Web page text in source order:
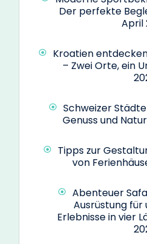
Der perfekte
April
Kroatien
– Zwei Orte, ein
Schweizer
Genuss und
Tipps zur
von
Abenteuer
Ausrüstung für
Erlebnisse in vier